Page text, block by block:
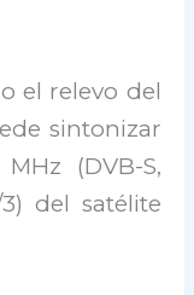
el relevo del
sintonizar
(DVB-S,
3) del satélite